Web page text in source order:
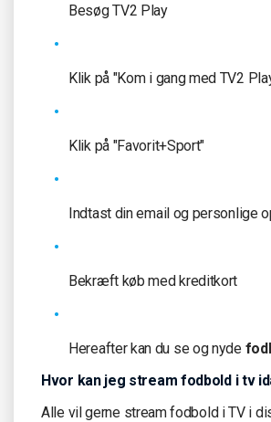
Besøg TV2 Play
Klik på "Kom i gang med TV2
Klik på "Favorit+Sport"
Indtast din email og personlige
Bekræft køb med kreditkort
Hereafter kan du se og nyde
Hvor kan jeg stream fodbold i tv
Alle vil gerne stream fodbold i TV i